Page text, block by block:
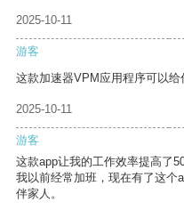
2025-10-11
游客
这款加速器VPM应用程序可以给
2025-10-11
游客
这款app让我的工作效率提高了
我以前经常加班，现在有了这个
伴家人。